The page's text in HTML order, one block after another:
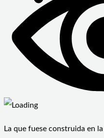
La que fuese construida en